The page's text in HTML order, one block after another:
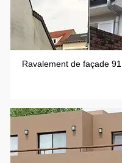
Ravalement de façade 91